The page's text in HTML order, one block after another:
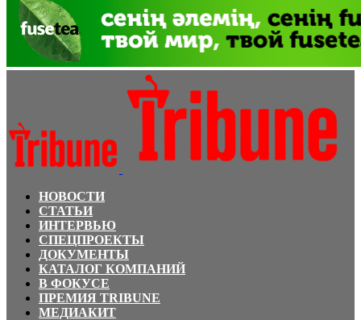
НОВОСТИ
СТАТЬИ
ИНТЕРВЬЮ
СПЕЦПРОЕКТЫ
ДОКУМЕНТЫ
КАТАЛОГ КОМПАНИЙ
В ФОКУСЕ
ПРЕМИЯ TRIBUNE
МЕДИАКИТ